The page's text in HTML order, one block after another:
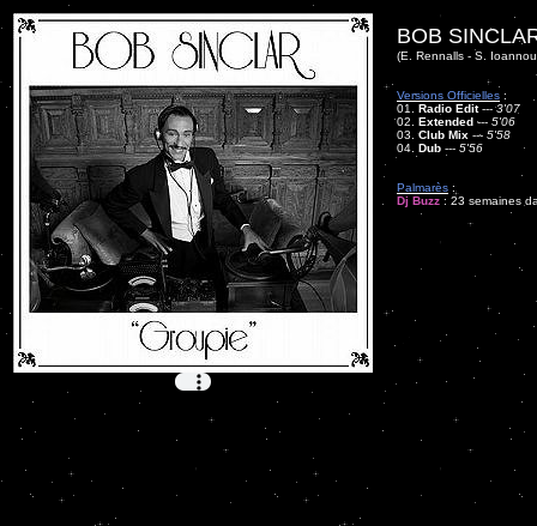
BOB
(E. Rennalls - S.
Versions Officielles :
01. Radio Edit---3'07
02. Extended --- 5'06
03.Club Mix --- 5'58
04. Dub --- 5'56
Palmarès :
Dj Buzz : 23 semaines